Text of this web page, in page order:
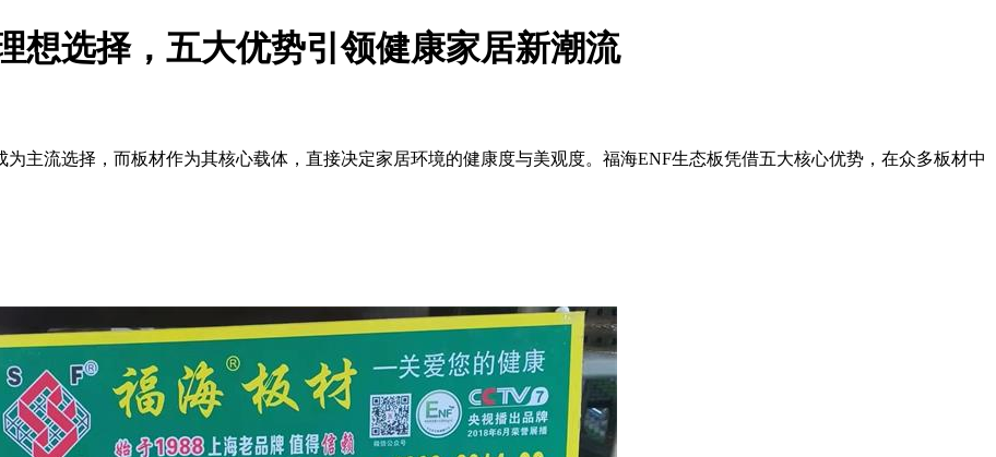
想选择，五大优势引领健康家居新潮流
主流选择，而板材作为其核心载体，直接决定家居环境的健康度与美观度。福海ENF生态板凭借五大核心优势，在众多板材中